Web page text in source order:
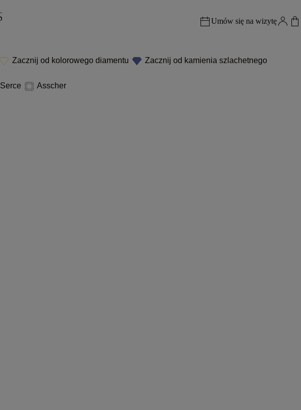
Umów się na wizytę
Zacznij od kolorowego diamentu
Zacznij od kamienia szlachetnego
Serce
Asscher